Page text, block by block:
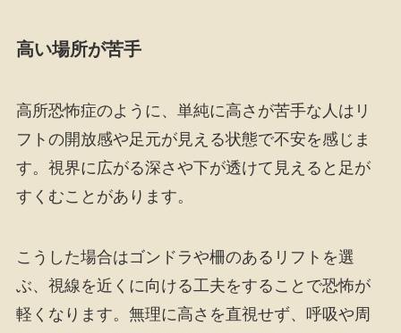
高い場所が苦手
高所恐怖症のように、単純に高さが苦手な人はリ
フトの開放感や足元が見える状態で不安を感じま
す。視界に広がる深さや下が透けて見えると足が
すくむことがあります。
こうした場合はゴンドラや柵のあるリフトを選
ぶ、視線を近くに向ける工夫をすることで恐怖が
軽くなります。無理に高さを直視せず、呼吸や周